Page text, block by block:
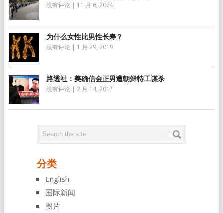
没有评论 | 11 月 6, 2024
为什么女性比男性长寿？
没有评论 | 1 月 29, 2019
路透社：美确信金正男遭朝鲜特工谋杀
没有评论 | 2 月 14, 2017
分类
English
国际新闻
图片